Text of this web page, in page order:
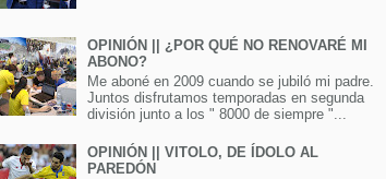
OPINIÓN || ¿POR QUÉ NO RENOVARÉ MI
ABONO?
Me aboné en 2009 cuando se jubiló mi padre.
Juntos disfrutamos temporadas en segunda
división junto a los " 8000 de siempre "...
OPINIÓN || VITOLO, DE ÍDOLO AL
PAREDÓN